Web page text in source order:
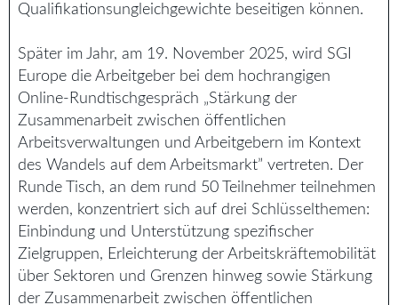
Qualifikationsungleichgewichte beseitigen können.
Später im Jahr, am 19. November 2025, wird SGI
Europe die Arbeitgeber bei dem hochrangigen
Online-Rundtischgespräch „Stärkung der
Zusammenarbeit zwischen öffentlichen
Arbeitsverwaltungen und Arbeitgebern im Kontext
des Wandels auf dem Arbeitsmarkt” vertreten. Der
Runde Tisch, an dem rund 50 Teilnehmer teilnehmen
werden, konzentriert sich auf drei Schlüsselthemen:
Einbindung und Unterstützung spezifischer
Zielgruppen, Erleichterung der Arbeitskräftemobilität
über Sektoren und Grenzen hinweg sowie Stärkung
der Zusammenarbeit zwischen öffentlichen